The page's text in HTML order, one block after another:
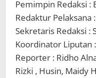
Pemimpin Redaksi :
Redaktur Pelaksana
Sekretaris Redaksi :
Koordinator Liputan
Reporter : Ridho
Rizki , Husin, Maidy